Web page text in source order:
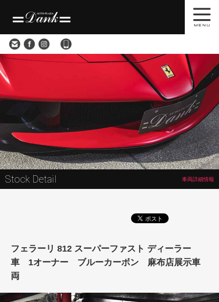
Stock Detail 車両詳細情報
フェラーリ 812 スーパーファスト ディーラー
車 1オーナー ブルーカーボン 麻布店展示車
両